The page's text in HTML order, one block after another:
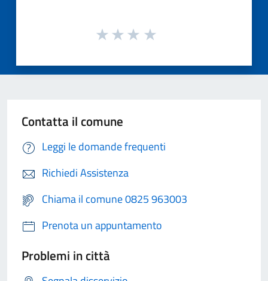
Contatta il comune
Leggi le domande frequenti
Richiedi Assistenza
Chiama il comune 0825 963003
Prenota un appuntamento
Problemi in città